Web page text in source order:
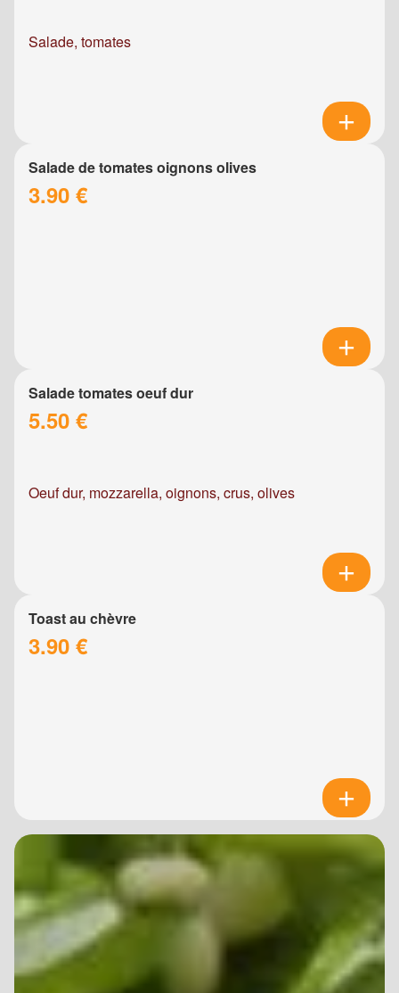
Salade, tomates
Salade de tomates oignons olives
3.90 €
Salade tomates oeuf dur
5.50 €
Oeuf dur, mozzarella, oignons, crus, olives
Toast au chèvre
3.90 €